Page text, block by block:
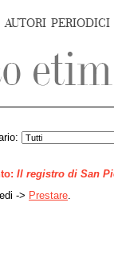
AUTORI PERIODICI
Il registro di San
-> Prestare